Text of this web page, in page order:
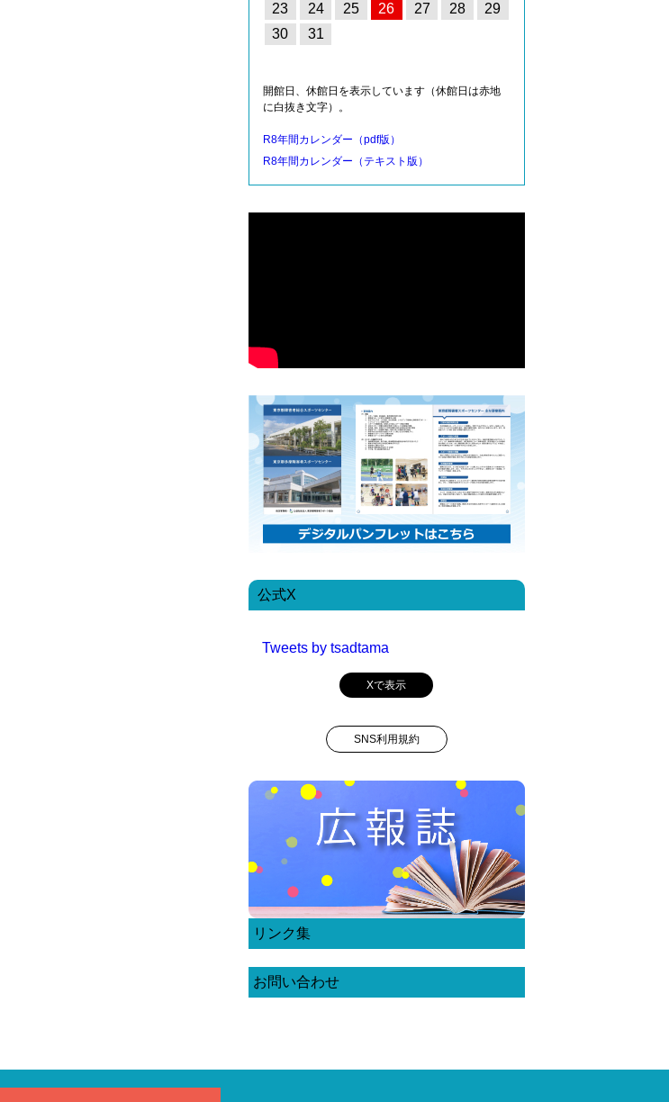
23
24 25 26 27 28
29
30
31
開館日、休館日を表示しています（休館日は赤地
に白抜き文字）。
R8年間カレンダー（pdf版）
R8年間カレンダー（テキスト版）
公式X
Tweets by tsadtama
Xで表示
SNS利用規約
リンク集
お問い合わせ